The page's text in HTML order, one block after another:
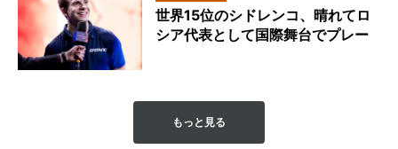
世界15位のシドレンコ、晴れてロ
シア代表として国際舞台でプレー
もっと見る